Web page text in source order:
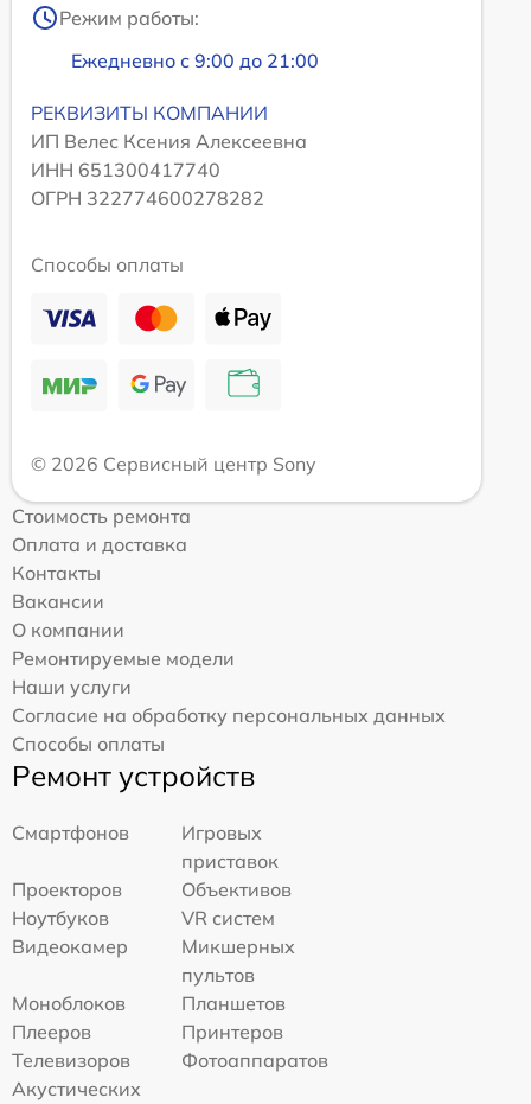
Режим работы:
Ежедневно с 9:00 до 21:00
РЕКВИЗИТЫ КОМПАНИИ
ИП Велес Ксения Алексеевна
ИНН 651300417740
ОГРН 322774600278282
Способы оплаты
© 2026 Сервисный центр Sony
Стоимость ремонта
Оплата и доставка
Контакты
Вакансии
О компании
Ремонтируемые модели
Наши услуги
Согласие на обработку персональных данных
Способы оплаты
Ремонт устройств
Смартфонов
Игровых
приставок
Проекторов
Объективов
Ноутбуков
VR систем
Видеокамер
Микшерных
пультов
Моноблоков
Планшетов
Плееров
Принтеров
Телевизоров
Фотоаппаратов
Акустических